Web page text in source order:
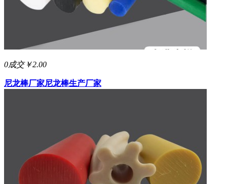
0成交￥2.00
尼龙棒厂家尼龙棒生产厂家